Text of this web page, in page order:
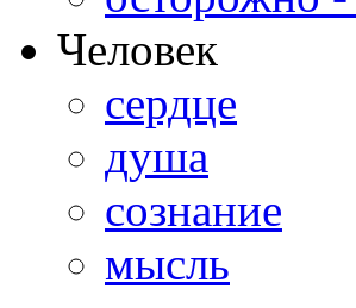
Человек
сердце
душа
сознание
мысль